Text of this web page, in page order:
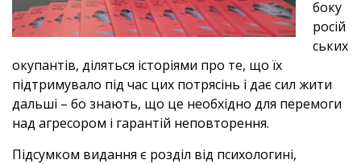
боку
росій
ських
окупантів, діляться історіями про те, що їх
підтримувало під час цих потрясінь і дає сил жити
дальші – бо знають, що це необхідно для перемоги
над агресором і гарантій неповторення.
Підсумком видання є розділ від психологині,